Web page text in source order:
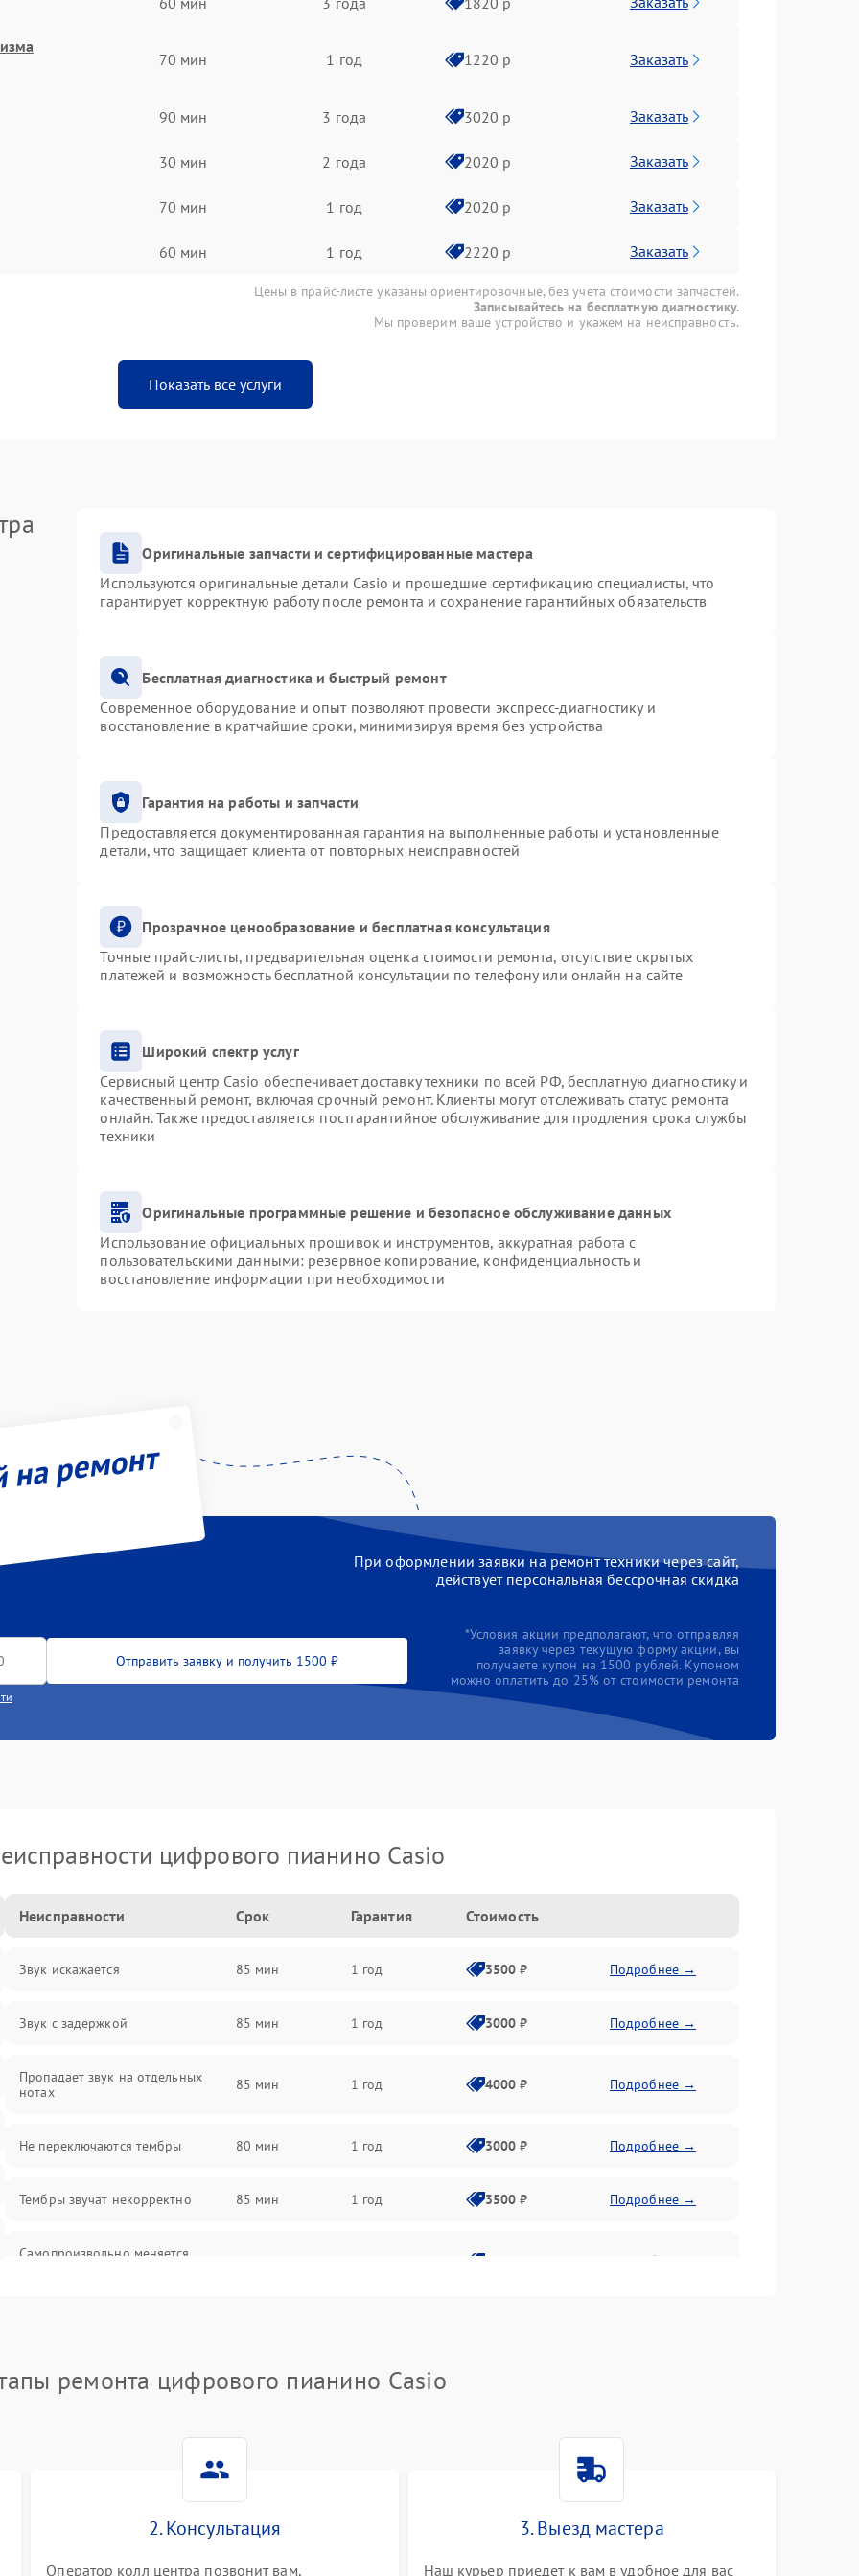
70 мин 1 год 1220 р Заказать
90 мин 3 года 3020 р Заказать
30 мин 2 года 2020 р Заказать
70 мин 1 год 2020 р Заказать
60 мин 1 год 2220 р Заказать
Цены в прайс-листе указаны ориентировочные, без учета стоимости запчастей.
Записывайтесь на бесплатную диагностику.
Мы проверим ваше устройство и укажем на неисправность.
Показать все услуги
Оригинальные запчасти и сертифицированные мастера
Используются оригинальные детали Casio и прошедшие сертификацию специалисты, что
гарантирует корректную работу после ремонта и сохранение гарантийных обязательств
Бесплатная диагностика и быстрый ремонт
Современное оборудование и опыт позволяют провести экспресс-диагностику и
восстановление в кратчайшие сроки, минимизируя время без устройства
Гарантия на работы и запчасти
Предоставляется документированная гарантия на выполненные работы и установленные
детали, что защищает клиента от повторных неисправностей
Прозрачное ценообразование и бесплатная консультация
Точные прайс-листы, предварительная оценка стоимости ремонта, отсутствие скрытых
платежей и возможность бесплатной консультации по телефону или онлайн на сайте
Широкий спектр услуг
Сервисный центр Casio обеспечивает доставку техники по всей РФ, бесплатную диагностику и
качественный ремонт, включая срочный ремонт. Клиенты могут отслеживать статус ремонта
онлайн. Также предоставляется постгарантийное обслуживание для продления срока службы
техники
Оригинальные программные решение и безопасное обслуживание данных
Использование официальных прошивок и инструментов, аккуратная работа с
пользовательскими данными: резервное копирование, конфиденциальность и
восстановление информации при необходимости
ремонт
При оформлении заявки на ремонт техники через сайт,
действует персональная бессрочная скидка
Отправить заявку и получить 1500 ₽
*Условия акции предполагают, что отправляя
заявку через текущую форму акции, вы
получаете купон на 1500 рублей. Купоном
можно оплатить до 25% от стоимости ремонта
цифрового пианино Casio
Неисправности Срок Гарантия Стоимость
Звук искажается 85 мин 1 год 3500 ₽ Подробнее →
Звук с задержкой 85 мин 1 год 3000 ₽ Подробнее →
Пропадает звук на отдельных
нотах
85 мин 1 год 4000 ₽ Подробнее →
Не переключаются тембры 80 мин 1 год 3000 ₽ Подробнее →
Тембры звучат некорректно 85 мин 1 год 3500 ₽ Подробнее →
Самопроизвольно меняется
2800 ₽ Подробнее →
ремонта цифрового пианино Casio
2. Консультация
Оператор колл центра позвонит вам,
3. Выезд мастера
Наш курьер приедет к вам в удобное для вас